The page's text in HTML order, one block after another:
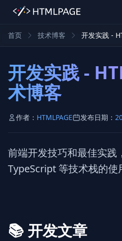
首页 技术博客 开发实践 -
开发实践 -
术博客
作者： HTMLPAGE 发布日期：
前端开发技巧和最佳实践
TypeScript 等技术栈的使
📚 开发文章